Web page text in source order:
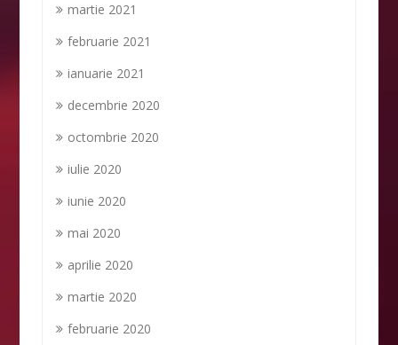
martie 2021
februarie 2021
ianuarie 2021
decembrie 2020
octombrie 2020
iulie 2020
iunie 2020
mai 2020
aprilie 2020
martie 2020
februarie 2020